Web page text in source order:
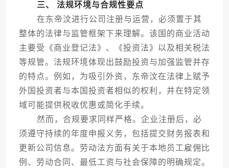
三、 法规环境与合规性要点
在东帝汶进行公司注册与运营，必须置于其
整体的法律与监管框架下来理解。该国的商业活动
主要受《商业登记法》、《投资法》以及相关税法
等规管。法规环境体现出鼓励投资与加强监管并存
的特点。例如，为吸引外资，东帝汶在法律上赋予
外国投资者与本国投资者相似的权利，并在特定领
域可能提供税收优惠或简化手续。
然而，合规要求同样严格。企业注册后，必
须遵守持续的年度申报义务，包括提交财务报表和
更新公司信息。劳动法方面有关于本地员工雇佣比
例、劳动合同、最低工资与社会保障的明确规定。